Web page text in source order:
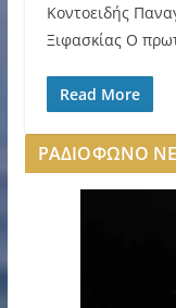
Κοντοειδής
Ξιφασκίας Ο
Read More
ΡΑΔΙΟΦΩΝΟ